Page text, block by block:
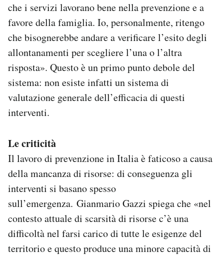
che i servizi lavorano bene nella prevenzione e a
favore della famiglia. Io, personalmente, ritengo
che bisognerebbe andare a verificare l’esito degli
allontanamenti per scegliere l’una o l’altra
risposta». Questo è un primo punto debole del
sistema: non esiste infatti un sistema di
valutazione generale dell’efficacia di questi
interventi.
Le criticità
Il lavoro di prevenzione in Italia è faticoso a causa
della mancanza di risorse: di conseguenza gli
interventi si basano spesso
sull’emergenza. Gianmario Gazzi spiega che «nel
contesto attuale di scarsità di risorse c’è una
difficoltà nel farsi carico di tutte le esigenze del
territorio e questo produce una minore capacità di